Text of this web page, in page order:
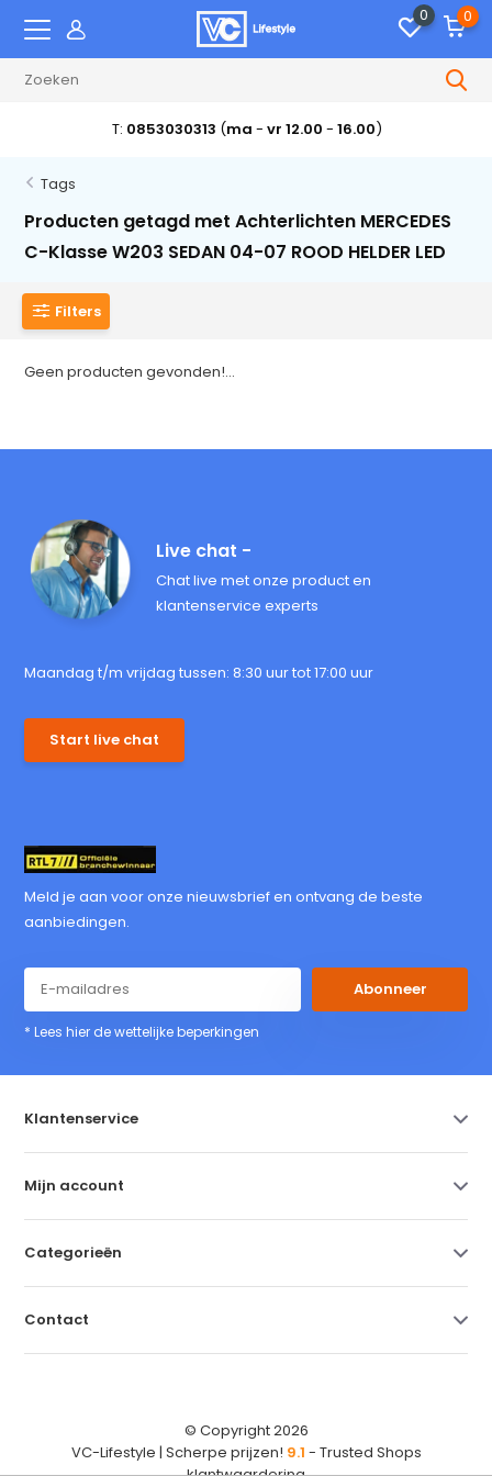
0 0
T: 0853030313 (ma - vr 12.00 - 16.00)
Tags
Producten getagd met Achterlichten MERCEDES
C-Klasse W203 SEDAN 04-07 ROOD HELDER LED
Filters
Geen producten gevonden!...
Live chat -
Chat live met onze product en
klantenservice experts
Maandag t/m vrijdag tussen: 8:30 uur tot 17:00 uur
Start live chat
Meld je aan voor onze nieuwsbrief en ontvang de beste
aanbiedingen.
Abonneer
* Lees hier de wettelijke beperkingen
Klantenservice
Mijn account
Categorieën
Contact
© Copyright 2026
VC-Lifestyle | Scherpe prijzen! 9.1 - Trusted Shops